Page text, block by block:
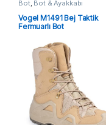
Bot, Bot & Ayakkabı
Vogel M1491 Bej Taktik
Fermuarlı Bot